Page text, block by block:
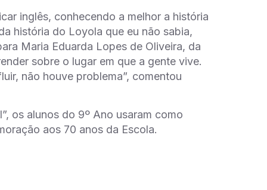
inglês, conhecendo a melhor a história
história do Loyola que eu não sabia,
Maria Eduarda Lopes de Oliveira, da
sobre o lugar em que a gente vive.
não houve problema”, comentou
os alunos do 9º Ano usaram como
aos 70 anos da Escola.